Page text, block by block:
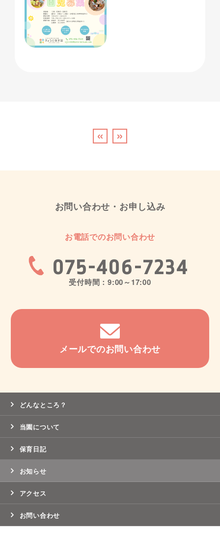
« »
お問い合わせ・お申し込み
お電話でのお問い合わせ
075-406-7234
受付時間：9:00～17:00
メールでのお問い合わせ
どんなところ？
当園について
保育日記
お知らせ
アクセス
お問い合わせ